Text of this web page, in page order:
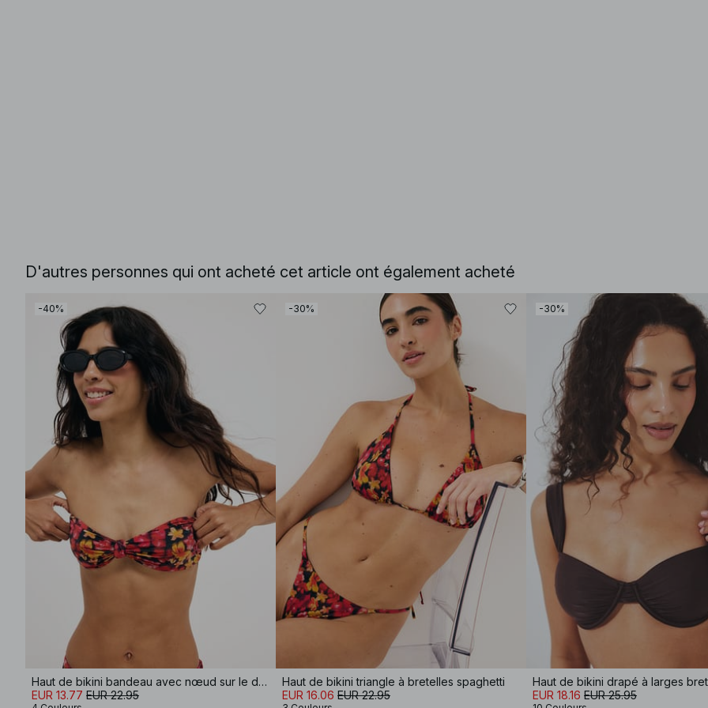
D'autres personnes qui ont acheté cet article ont également acheté
-40%
Haut de bikini bandeau avec nœud sur le devant
EUR 13.77 EUR 22.95
-30%
Haut de bikini triangle à bretelles spaghetti
EUR 16.06 EUR 22.95
-30%
Haut de bikini drapé à larges
EUR 18.16 EUR 25.95